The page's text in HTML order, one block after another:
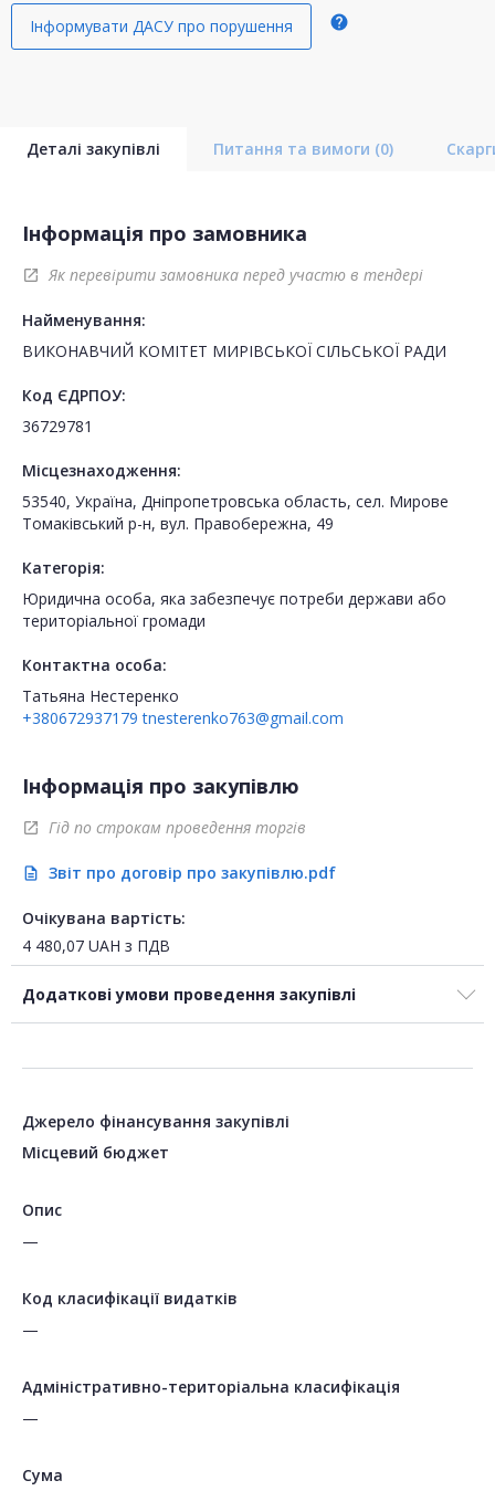
Інформувати ДАСУ про порушення help
Деталі закупівлі Питання та вимоги (0)
Інформація про замовника
open_in_new Як перевірити замовника перед участю в тендері
Найменування:
ВИКОНАВЧИЙ КОМІТЕТ МИРІВСЬКОЇ СІЛЬСЬКОЇ РАДИ
Код ЄДРПОУ:
36729781
Місцезнаходження:
53540, Україна, Дніпропетровська область, сел. Мирове
Томаківський р-н, вул. Правобережна, 49
Категорія:
Юридична особа, яка забезпечує потреби держави або
територіальної громади
Контактна особа:
Татьяна Нестеренко
+380672937179 tnesterenko763@gmail.com
Інформація про закупівлю
open_in_new Гід по строкам проведення торгів
description Звіт про договір про закупівлю.pdf
Очікувана вартість:
4 480,07 UAH з ПДВ
Додаткові умови проведення закупівлі
Джерело фінансування закупівлі
Місцевий бюджет
Опис
—
Код класифікації видатків
—
Адміністративно-територіальна класифікація
—
Сума